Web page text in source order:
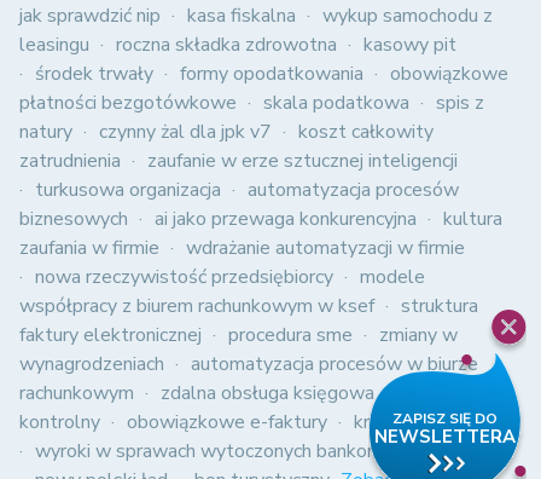
jak sprawdzić nip kasa fiskalna
wykup samochodu z
leasingu
roczna składka zdrowotna
kasowy pit
środek trwały
formy opodatkowania
obowiązkowe
płatności bezgotówkowe
skala podatkowa
spis z
natury
czynny żal dla jpk v7
koszt całkowity
zatrudnienia
zaufanie w erze sztucznej inteligencji
turkusowa organizacja
automatyzacja procesów
biznesowych
ai jako przewaga konkurencyjna
kultura
zaufania w firmie
wdrażanie automatyzacji w firmie
nowa rzeczywistość przedsiębiorcy
modele
współpracy z biurem rachunkowym w ksef
struktura
faktury elektronicznej
procedura sme
zmiany w
wynagrodzeniach
automatyzacja procesów w biurze
rachunkowym
zdalna obsługa księgowa
kontrolny
obowiązkowe e-faktury
kredyt 2%
wyroki w sprawach wytoczonych bankom
polski ład